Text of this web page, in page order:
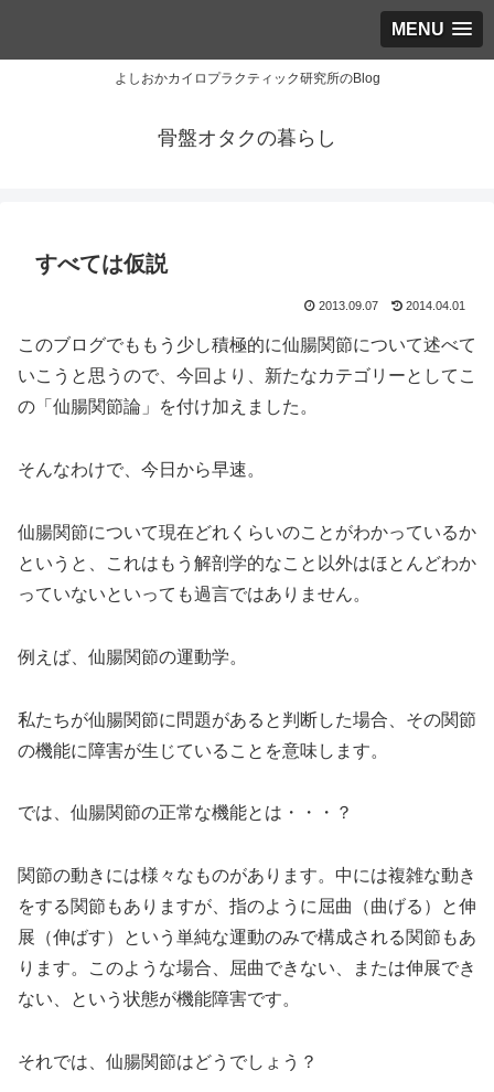
MENU
よしおかカイロプラクティック研究所のBlog
骨盤オタクの暮らし
すべては仮説
2013.09.07 2014.04.01
このブログでももう少し積極的に仙腸関節について述べて
いこうと思うので、今回より、新たなカテゴリーとしてこ
の「仙腸関節論」を付け加えました。
そんなわけで、今日から早速。
仙腸関節について現在どれくらいのことがわかっているか
というと、これはもう解剖学的なこと以外はほとんどわか
っていないといっても過言ではありません。
例えば、仙腸関節の運動学。
私たちが仙腸関節に問題があると判断した場合、その関節
の機能に障害が生じていることを意味します。
では、仙腸関節の正常な機能とは・・・？
関節の動きには様々なものがあります。中には複雑な動き
をする関節もありますが、指のように屈曲（曲げる）と伸
展（伸ばす）という単純な運動のみで構成される関節もあ
ります。このような場合、屈曲できない、または伸展でき
ない、という状態が機能障害です。
それでは、仙腸関節はどうでしょう？